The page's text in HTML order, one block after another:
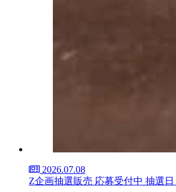
2026.07.08
Z企画抽選販売 応募受付中 抽選日